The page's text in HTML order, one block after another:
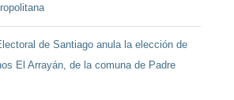
de Santiago anula la elección de
El Arrayán, de la comuna de Padre